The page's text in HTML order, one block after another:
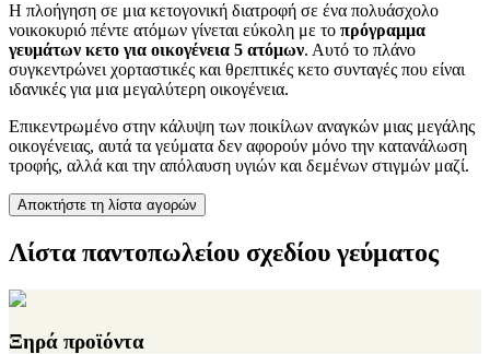
Η πλοήγηση σε μια κετογονική διατροφή σε ένα πολυάσχολο
νοικοκυριό πέντε ατόμων γίνεται εύκολη με το πρόγραμμα
γευμάτων κετο για οικογένεια 5 ατόμων. Αυτό το πλάνο
συγκεντρώνει χορταστικές και θρεπτικές κετο συνταγές που είναι
ιδανικές για μια μεγαλύτερη οικογένεια.
Επικεντρωμένο στην κάλυψη των ποικίλων αναγκών μιας μεγάλης
οικογένειας, αυτά τα γεύματα δεν αφορούν μόνο την κατανάλωση
τροφής, αλλά και την απόλαυση υγιών και δεμένων στιγμών μαζί.
Αποκτήστε τη λίστα αγορών
Λίστα παντοπωλείου σχεδίου γεύματος
Ξηρά προϊόντα